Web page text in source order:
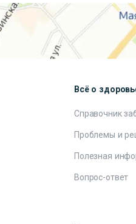
Всё о
Справочник
Проблемы и
Полезная
Вопрос-ответ